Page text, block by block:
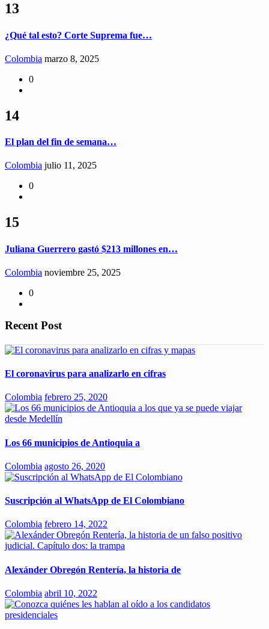
13
¿Qué tal esto? Corte Suprema fue…
Colombia marzo 8, 2025
0
14
El plan del fin de semana…
Colombia julio 11, 2025
0
15
Juliana Guerrero gastó $213 millones en…
Colombia noviembre 25, 2025
0
Recent Post
El coronavirus para analizarlo en cifras
Colombia febrero 25, 2020
Los 66 municipios de Antioquia a
Colombia agosto 26, 2020
Suscripción al WhatsApp de El Colombiano
Colombia febrero 14, 2022
Alexánder Obregón Rentería, la historia de
Colombia abril 10, 2022